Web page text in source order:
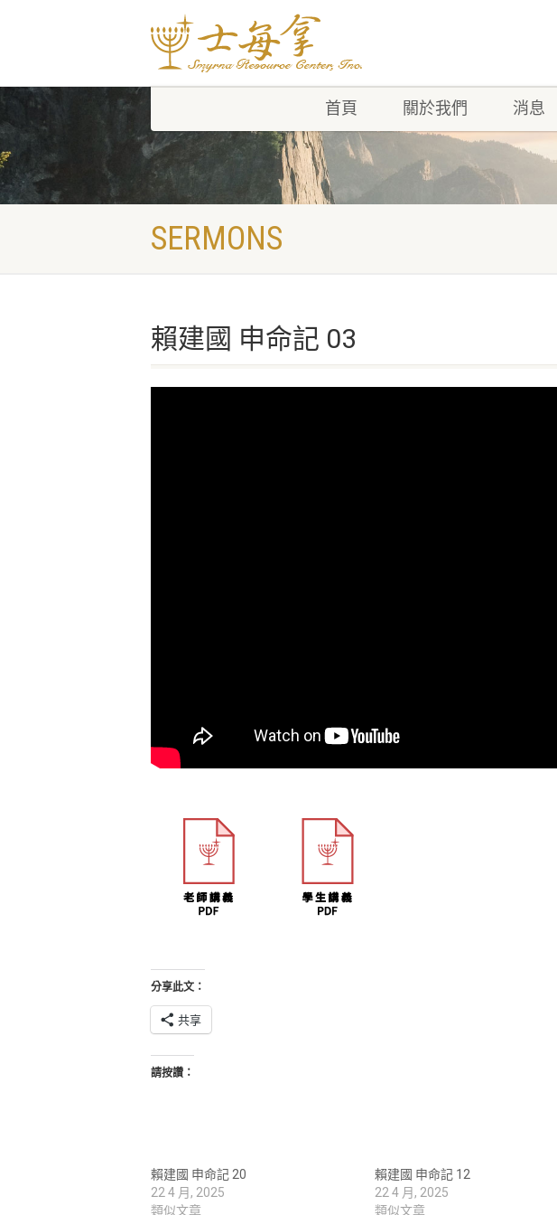
首頁 關於我們 消息
SERMONS
賴建國 申命記 03
分享此文：
共享
請按讚：
賴建國 申命記 20
22 4 月, 2025
類似文章
賴建國 申命記 12
22 4 月, 2025
類似文章